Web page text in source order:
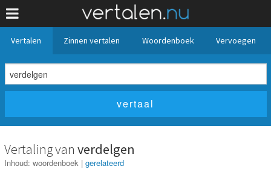
Vertalen Zinnen vertalen Woordenboek Vervoegen
Vertaling van verdelgen
Inhoud: woordenboek | gerelateerd